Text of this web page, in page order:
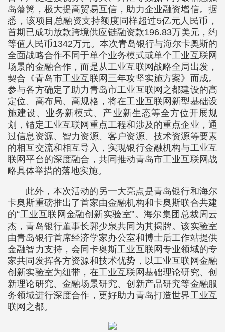
岛藩篱，极大提高贸易互信，助力企业融资增信。据
悉，该项目总融资支持额度同样超过5亿元人民币，
首期已成功放款跨境供应链融资款196.83万美元，约
等值人民币1342万元。本次青岛银行与海尔卡奥斯的
全面战略合作不同于单个业务模式或单个工业互联网
场景的金融合作，而是从工业互联网战略全局出发，
契合《青岛市工业互联网三年攻坚实施方案》而成。
参与各方确定了助力青岛市工业互联网之都建设的高
定位、高布局、高规格，将在工业互联网新型基础设
施建设、业务新模式、产业新生态等全方位开展规
划，锚定工业互联网重点工程和涉及的重点企业，通
过信息资源、智力资源、客户资源、技术资源等要素
的相互交流和相互导入，实现银行金融机构与工业互
联网平台的深度融合，共同推动青岛市工业互联网战
略具体举措的落地实施。
此外，本次活动的另一大亮点是青岛银行和海尔
卡奥斯重磅推出了首家由金融机构和卡奥斯联合共建
的“工业互联网金融创新实验室”。海尔集团总裁周云
杰，青岛银行董事长郭少泉共同为其揭牌。该实验室
由青岛银行首席经济学家办公室和博士后工作站提供
金融智力支持，会同卡奥斯工业互联网专业领域的专
家共同发挥各方资源和技术优势，以工业互联网金融
创新实验室为纽带，在工业互联网基础理论研究、创
新理论研究、金融场景研究、创新产品研究等金融服
务领域进行深度合作，更好助力青岛打造世界工业互
联网之都。